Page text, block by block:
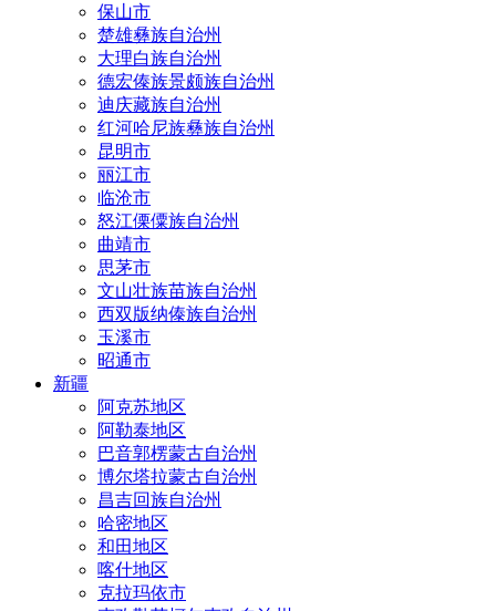
保山市
楚雄彝族自治州
大理白族自治州
德宏傣族景颇族自治州
迪庆藏族自治州
红河哈尼族彝族自治州
昆明市
丽江市
临沧市
怒江傈僳族自治州
曲靖市
思茅市
文山壮族苗族自治州
西双版纳傣族自治州
玉溪市
昭通市
新疆
阿克苏地区
阿勒泰地区
巴音郭楞蒙古自治州
博尔塔拉蒙古自治州
昌吉回族自治州
哈密地区
和田地区
喀什地区
克拉玛依市